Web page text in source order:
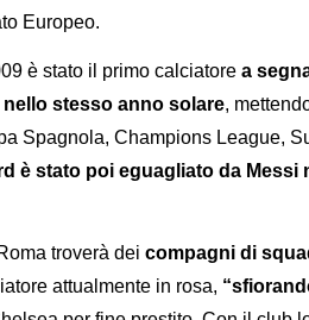
Europeo.
è stato il primo calciatore a
stesso anno solare,
Spagnola, Champions League,
è stato poi eguagliato da Messi
troverà dei compagni di
attualmente in rosa,